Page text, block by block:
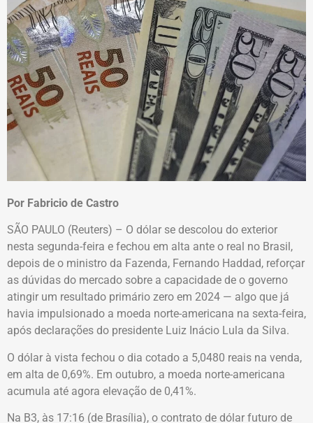
Por Fabricio de Castro
SÃO PAULO (Reuters) – O dólar se descolou do exterior
nesta segunda-feira e fechou em alta ante o real no Brasil,
depois de o ministro da Fazenda, Fernando Haddad, reforçar
as dúvidas do mercado sobre a capacidade de o governo
atingir um resultado primário zero em 2024 — algo que já
havia impulsionado a moeda norte-americana na sexta-feira,
após declarações do presidente Luiz Inácio Lula da Silva.
O dólar à vista fechou o dia cotado a 5,0480 reais na venda,
em alta de 0,69%. Em outubro, a moeda norte-americana
acumula até agora elevação de 0,41%.
Na B3, às 17:16 (de Brasília), o contrato de dólar futuro de